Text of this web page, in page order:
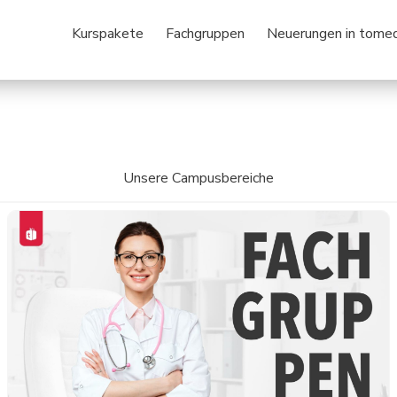
Kurspakete Fachgruppen Neuerungen in
20+
Unsere Campusbereiche